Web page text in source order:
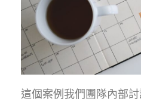
這個案例我們團隊內部